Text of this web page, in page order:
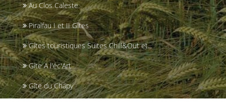
Au Clos Caleste
Piralfau I et II Gîtes
Gîtes touristiques Suites Chill&Out et...
Gîte A l'éc'Art
Gîte du Chapy